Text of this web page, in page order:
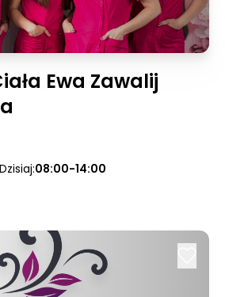
Ewa Zawalij
Dzisiaj:08:00-14:00